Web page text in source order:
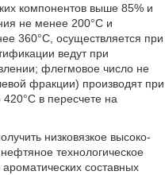
компонентов выше 85% и
не менее 200°С и
360°С, осуществляется при
ведут при
флегмовое число не
фракции) производят при
в пересчете на
низковязкое высоко-
технологическое
составных